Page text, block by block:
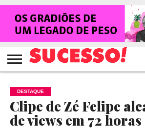
HOME
NOTÍCIAS
SHOWS
ENTREVISTAS
CLIQUES
RANKING
CROWLEY
TV
SUCESSO!
REVISTA
SUCESSO!
DESTAQUE
Clipe de Zé Felipe
de views em 72 horas